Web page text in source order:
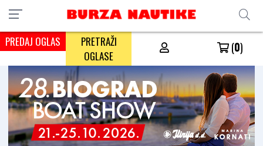
PREDAJ OGLAS
PRETRAŽI
OGLASE
(0)